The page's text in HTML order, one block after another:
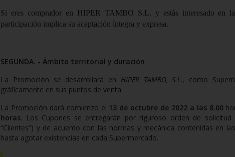
Si eres comprador en HIPER TAMBO S.L. y estás interesado en
participación implica su aceptación íntegra y expresa.
SEGUNDA. - Ámbito territorial y duración
La Promoción se desarrollará en HIPER TAMBO, S.L., como
gráficamente en sus puntos de venta.
La Promoción dará comienzo el 13 de octubre de 2022 a las 8.00
horas. Los Cupones se entregarán por riguroso orden de solicitud
“Clientes”) y de acuerdo con las normas y mecánica contenidas en
hasta agotar existencias en cada Supermercado.